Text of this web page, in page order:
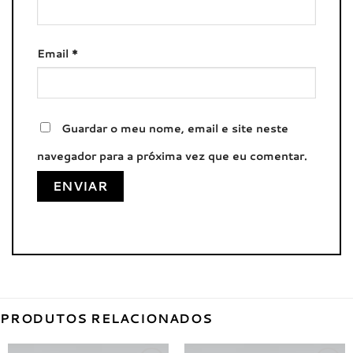
Email *
Guardar o meu nome, email e site neste
navegador para a próxima vez que eu comentar.
PRODUTOS RELACIONADOS